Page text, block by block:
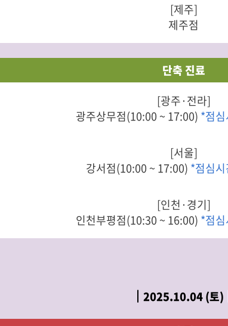
[제주]
제주점
단축 진료
[광주·전라]
광주상무점(10:00 ~ 17:00) *점
[서울]
강서점(10:00 ~ 17:00) *점심
[인천·경기]
인천부평점(10:30 ~ 16:00) *점
2025.10.04 (토)